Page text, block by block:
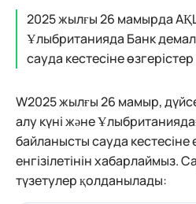
2025 жылғы 26 мамырда
Ұлыбританияда Банк
сауда кестесіне өзгерістер
W2025 жылғы 26 мамыр,
алу күні және
байланысты сауда кестесіне
енгізілетінін хабарлаймыз.
түзетулер қолданылады: